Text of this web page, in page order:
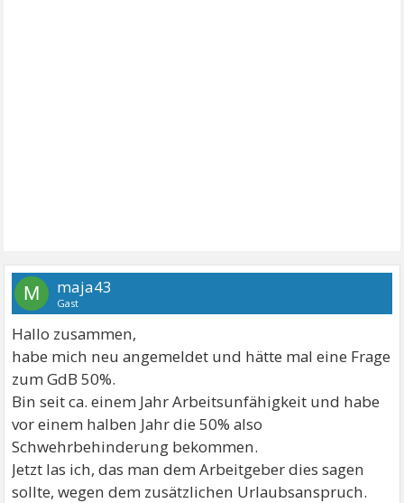
M maja43
Gast
Hallo zusammen,
habe mich neu angemeldet und hätte mal eine Frage
zum GdB 50%.
Bin seit ca. einem Jahr Arbeitsunfähigkeit und habe
vor einem halben Jahr die 50% also
Schwehrbehinderung bekommen.
Jetzt las ich, das man dem Arbeitgeber dies sagen
sollte, wegen dem zusätzlichen Urlaubsanspruch.